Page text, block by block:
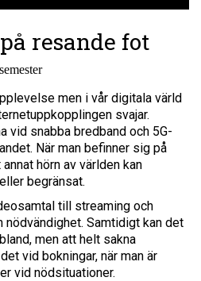
resande fot
men i vår digitala värld
svajar.
vid snabba bredband och 5G-
När man befinner sig på
hörn av världen kan
begränsat.
till streaming och
nödvändighet. Samtidigt kan det
men att helt sakna
vid bokningar, när man är
vid nödsituationer.